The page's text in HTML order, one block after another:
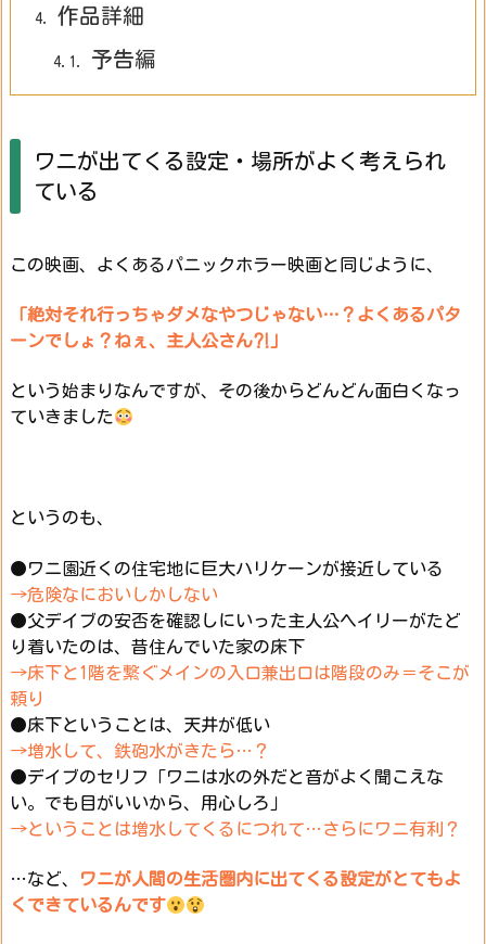
4. 作品詳細
4.1. 予告編
ワニが出てくる設定・場所がよく考えられ
ている
この映画、よくあるパニックホラー映画と同じように、
「絶対それ行っちゃダメなやつじゃない…？よくあるパタ
ーンでしょ？ねぇ、主人公さん⁈」
という始まりなんですが、その後からどんどん面白くなっ
ていきました
というのも、
●ワニ園近くの住宅地に巨大ハリケーンが接近している
→危険なにおいしかしない
●父デイブの安否を確認しにいった主人公ヘイリーがたど
り着いたのは、昔住んでいた家の床下
→床下と1階を繋ぐメインの入口兼出口は階段のみ＝そこが
頼り
●床下ということは、天井が低い
→増水して、鉄砲水がきたら…？
●デイブのセリフ「ワニは水の外だと音がよく聞こえな
い。でも目がいいから、用心しろ」
→ということは増水してくるにつれて…さらにワニ有利？
…など、
ワニが人間の生活圏内に出てくる設定がとてもよ
くできているんです